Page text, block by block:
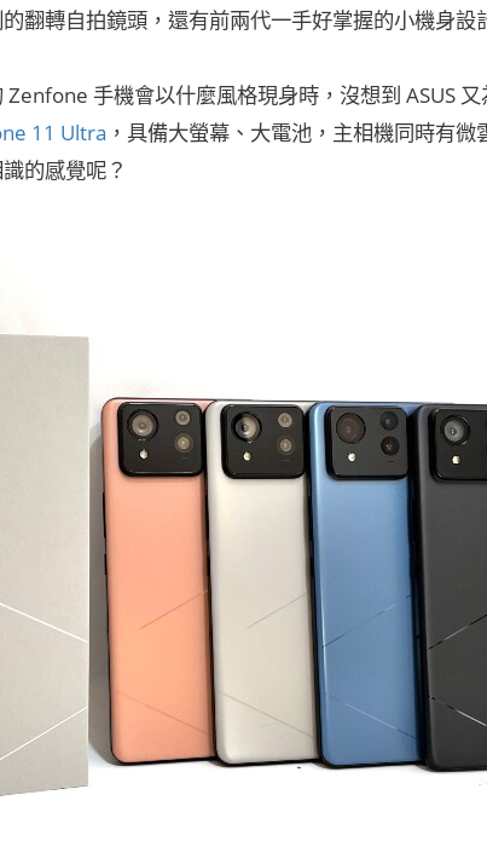
翻轉自拍鏡頭，還有前兩代一手好掌握的小機身設
手機會以什麼風格現身時，沒想到 ASUS
11 Ultra ，具備大螢幕、大電池，主相機同時有
的感覺呢？